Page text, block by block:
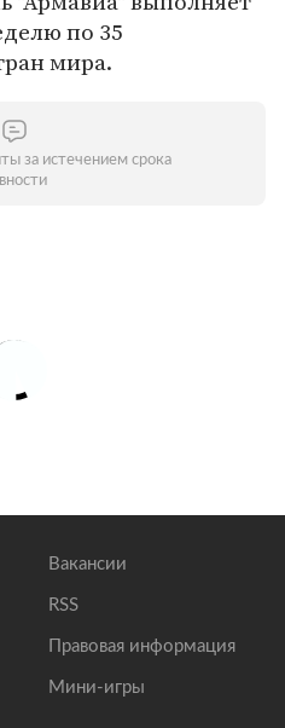
по 35
мира.
за истечением срока
Вакансии
RSS
Правовая информация
Мини-игры